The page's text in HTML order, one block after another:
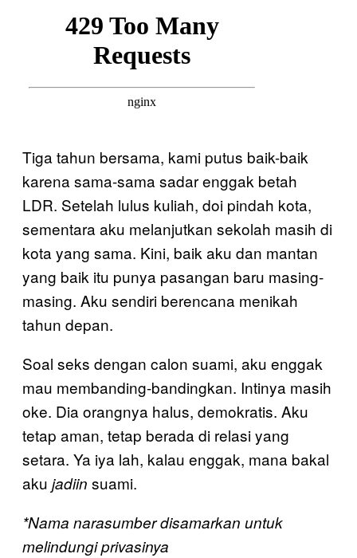
Tiga tahun bersama, kami putus baik-baik
karena sama-sama sadar enggak betah
LDR. Setelah lulus kuliah, doi pindah kota,
sementara aku melanjutkan sekolah masih di
kota yang sama. Kini, baik aku dan mantan
yang baik itu punya pasangan baru masing-
masing. Aku sendiri berencana menikah
tahun depan.
Soal seks dengan calon suami, aku enggak
mau membanding-bandingkan. Intinya masih
oke. Dia orangnya halus, demokratis. Aku
tetap aman, tetap berada di relasi yang
setara. Ya iya lah, kalau enggak, mana bakal
aku jadiin suami.
*Nama narasumber disamarkan untuk
melindungi privasinya